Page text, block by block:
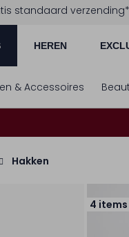
standaard verzending*
HEREN
& Accessoires
Hakken
4 items